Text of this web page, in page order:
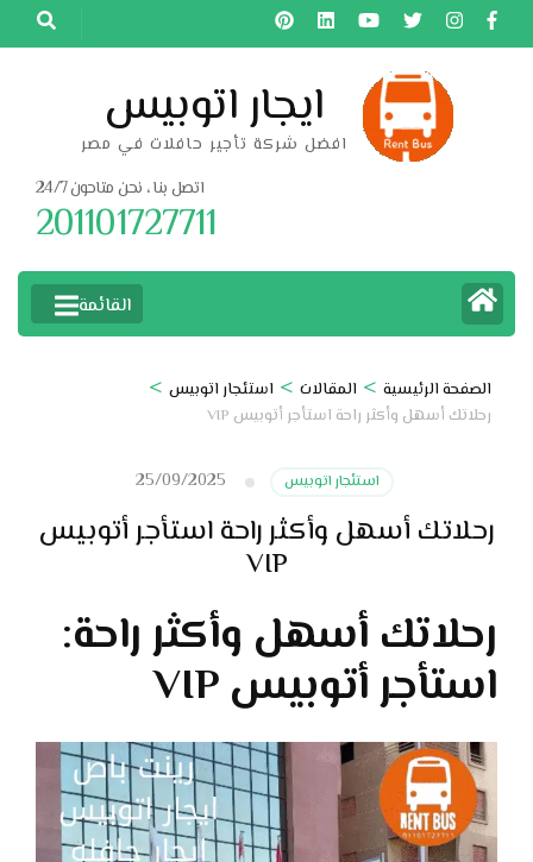
تخطى
إلى
ايجار اتوبيس
افضل شركة تأجير حافلات في مصر
اتصل بنا ، نحن متاحون 24/7
201101727711
القائمة
الصفحة الرئيسية > المقالات > استئجار اتوبيس >
رحلاتك أسهل وأكثر راحة استأجر أتوبيس VIP
استئجار اتوبيس 25/09/2025
رحلاتك أسهل وأكثر راحة استأجر أتوبيس
VIP
رحلاتك أسهل وأكثر راحة:
استأجر أتوبيس VIP